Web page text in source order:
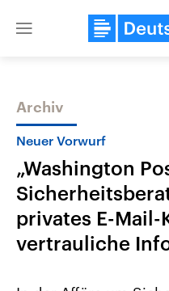
Close
Themen
Archiv
Neuer Vorwurf
„Washington
privates E-Mail-
vertrauliche